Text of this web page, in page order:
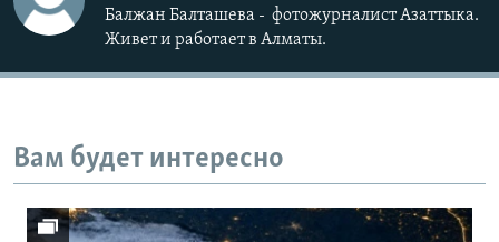
Балжан Балташева - фотожурналист Азаттыка.
Живет и работает в Алматы.
Вам будет интересно